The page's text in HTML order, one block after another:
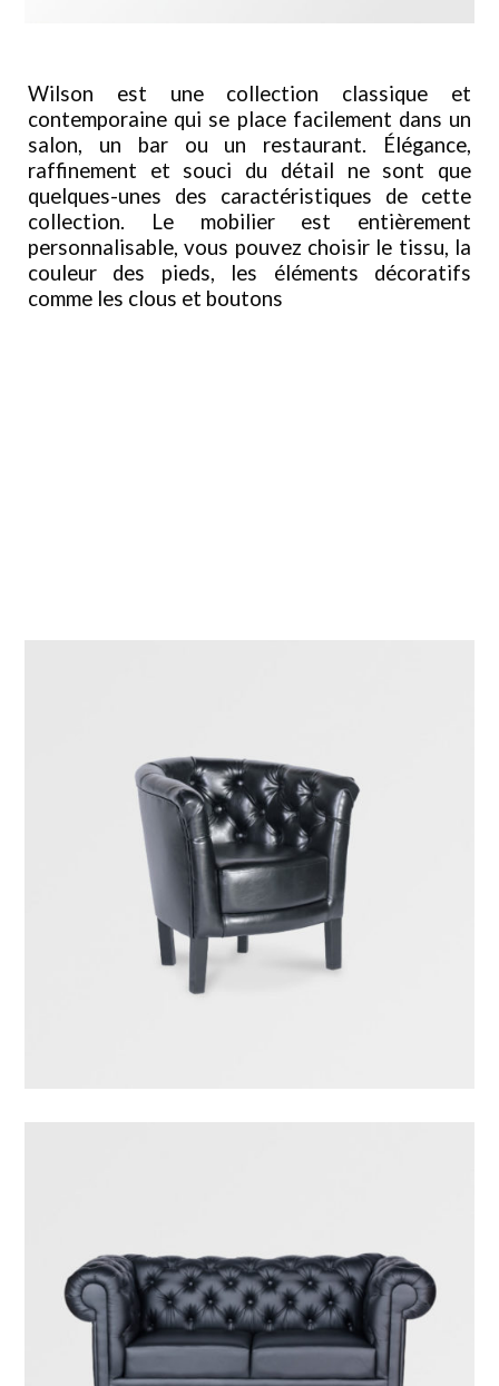
Wilson est une collection classique et
contemporaine qui se place facilement dans un
salon, un bar ou un restaurant. Élégance,
raffinement et souci du détail ne sont que
quelques-unes des caractéristiques de cette
collection. Le mobilier est entièrement
personnalisable, vous pouvez choisir le tissu, la
couleur des pieds, les éléments décoratifs
comme les clous et boutons